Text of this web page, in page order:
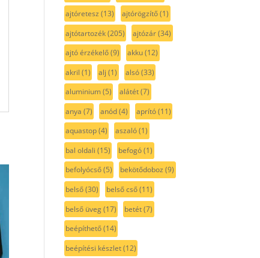
ajtóretesz (13) ajtórögzítő(1)
ajtótartozék(205) ajtózár(34)
ajtó érzékelő(9) akku(12)
akril (1) alj (1) alsó(33)
aluminium(5) alátét(7)
anya (7) anód(4) aprító(11)
aquastop(4) aszaló(1)
bal oldali (15) befogó(1)
befolyócső(5) bekötődoboz (9)
belső(30) belső cső(11)
belső üveg(17) betét(7)
beépíthető(14)
beépítési készlet(12)